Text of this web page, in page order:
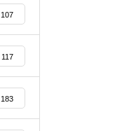
107
117
183